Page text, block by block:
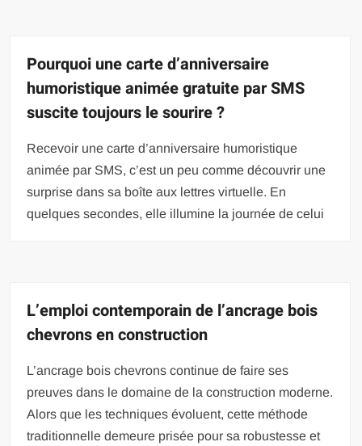
Pourquoi une carte d’anniversaire
humoristique animée gratuite par SMS
suscite toujours le sourire ?
Recevoir une carte d’anniversaire humoristique
animée par SMS, c’est un peu comme découvrir une
surprise dans sa boîte aux lettres virtuelle. En
quelques secondes, elle illumine la journée de celui
L’emploi contemporain de l’ancrage bois
chevrons en construction
L’ancrage bois chevrons continue de faire ses
preuves dans le domaine de la construction moderne.
Alors que les techniques évoluent, cette méthode
traditionnelle demeure prisée pour sa robustesse et